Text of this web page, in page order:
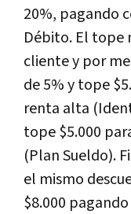
20%, pagando
Débito. El tope
cliente y por
de 5% y tope
renta alta
tope $5.000
(Plan Sueldo).
el mismo
$8.000